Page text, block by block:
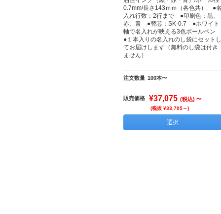
0.7mm/長さ143ｍｍ（各色共） ●
入れ行数：2行まで ●印刷色：黒、
赤、青 ●替芯：SK-0.7 ●ホワイト
軸で名入れが映える3色ボールペン
●１本入りの名入れのし袋にセットし
てお届けします（無料のし袋は付き
ません）
注文数量 100本〜
販売価格 ¥37,075 (税込) ～
(税抜 ¥33,705～)
選択